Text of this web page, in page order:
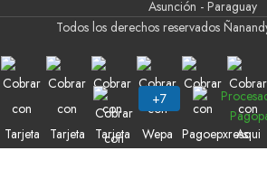
Asunción - Paraguay
Todos los derechos reservados
Buscar